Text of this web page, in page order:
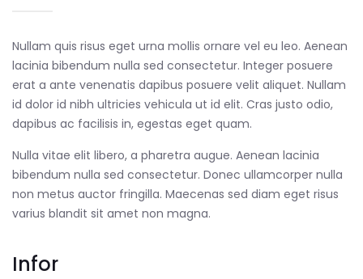
Nullam quis risus eget urna mollis ornare vel eu leo. Aenean
lacinia bibendum nulla sed consectetur. Integer posuere
erat a ante venenatis dapibus posuere velit aliquet. Nullam
id dolor id nibh ultricies vehicula ut id elit. Cras justo odio,
dapibus ac facilisis in, egestas eget quam.
Nulla vitae elit libero, a pharetra augue. Aenean lacinia
bibendum nulla sed consectetur. Donec ullamcorper nulla
non metus auctor fringilla. Maecenas sed diam eget risus
varius blandit sit amet non magna.
Infor